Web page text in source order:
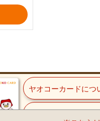
ヤオコーカードにつ